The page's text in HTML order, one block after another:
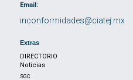
Email:
inconformidades@ciatej.mx
Extras
DIRECTORIO
Noticias
SGC